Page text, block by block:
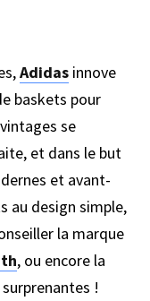
Adidas innove
baskets pour
se
et dans le but
et avant-
au design simple,
la marque
, ou encore la
!